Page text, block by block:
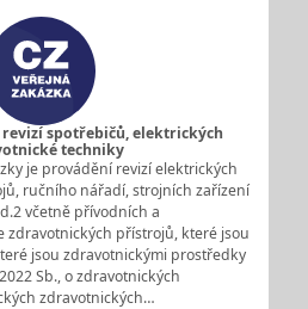
spotřebičů, elektrických
techniky
je provádění revizí elektrických
ručního nářadí, strojních zařízení
včetně přívodních a
zdravotnických přístrojů, které jsou
jsou zdravotnickými prostředky
Sb., o zdravotnických
zdravotnických…